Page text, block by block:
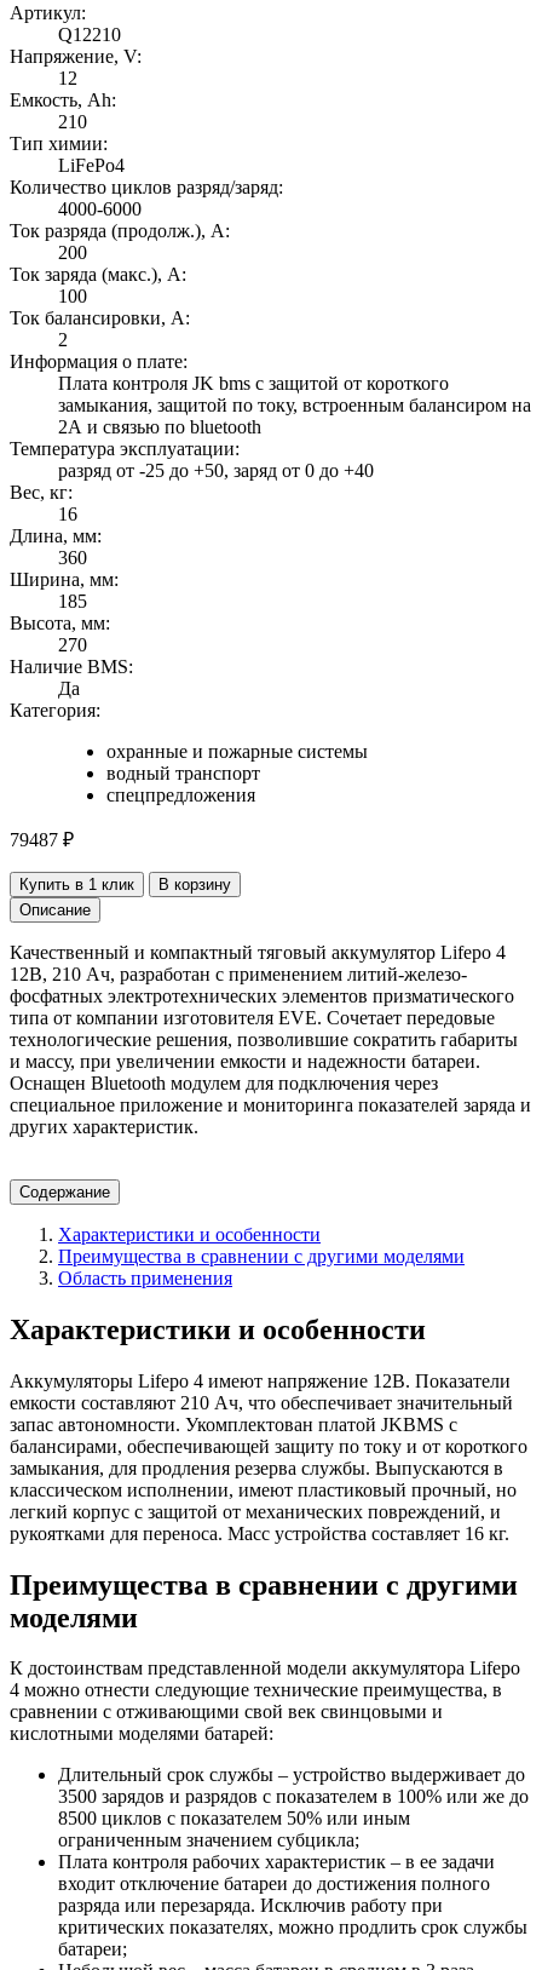
Артикул:
Q12210
Напряжение, V:
12
Емкость, Ah:
210
Тип химии:
LiFePo4
Количество циклов разряд/заряд:
4000-6000
Ток разряда (продолж.), А:
200
Ток заряда (макс.), А:
100
Ток балансировки, А:
2
Информация о плате:
Плата контроля JK bms с защитой от короткого
замыкания, защитой по току, встроенным балансиром на
2А и связью по bluetooth
Температура эксплуатации:
разряд от -25 до +50, заряд от 0 до +40
Вес, кг:
16
Длина, мм:
360
Ширина, мм:
185
Высота, мм:
270
Наличие BMS:
Да
Категория:
охранные и пожарные системы
водный транспорт
спецпредложения
79487 ₽
Купить в 1 клик
В корзину
Описание
Качественный и компактный тяговый аккумулятор Lifepo 4
12В, 210 Ач, разработан с применением литий-железо-
фосфатных электротехнических элементов призматического
типа от компании изготовителя EVE. Сочетает передовые
технологические решения, позволившие сократить габариты
и массу, при увеличении емкости и надежности батареи.
Оснащен Bluetooth модулем для подключения через
специальное приложение и мониторинга показателей заряда и
других характеристик.
Содержание
Характеристики и особенности
Преимущества в сравнении с другими моделями
Область применения
Характеристики и особенности
Аккумуляторы Lifepo 4 имеют напряжение 12В. Показатели
емкости составляют 210 Ач, что обеспечивает значительный
запас автономности. Укомплектован платой JKBMS с
балансирами, обеспечивающей защиту по току и от короткого
замыкания, для продления резерва службы. Выпускаются в
классическом исполнении, имеют пластиковый прочный, но
легкий корпус с защитой от механических повреждений, и
рукоятками для переноса. Масс устройства составляет 16 кг.
Преимущества в сравнении с другими
моделями
К достоинствам представленной модели аккумулятора Lifepo
4 можно отнести следующие технические преимущества, в
сравнении с отживающими свой век свинцовыми и
кислотными моделями батарей:
Длительный срок службы – устройство выдерживает до
3500 зарядов и разрядов с показателем в 100% или же до
8500 циклов с показателем 50% или иным
ограниченным значением субцикла;
Плата контроля рабочих характеристик – в ее задачи
входит отключение батареи до достижения полного
разряда или перезаряда. Исключив работу при
критических показателях, можно продлить срок службы
батареи;